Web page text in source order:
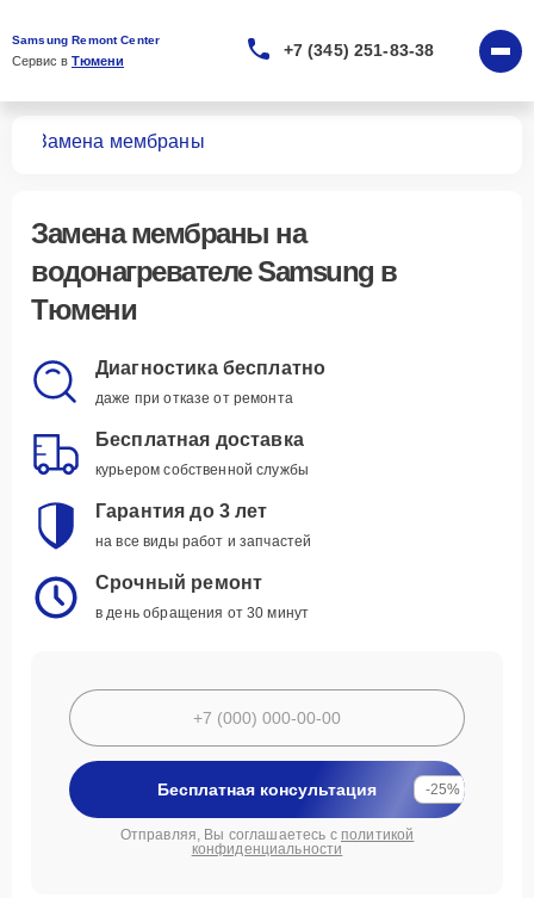
Samsung Remont Center
Сервис в Тюмени
+7 (345) 251-83-38
Замена мембраны
Замена мембраны на
водонагревателе Samsung в
Тюмени
Диагностика бесплатно
даже при отказе от ремонта
Бесплатная доставка
курьером собственной службы
Гарантия до 3 лет
на все виды работ и запчастей
Срочный ремонт
в день обращения от 30 минут
Бесплатная консультация -25%
Отправляя, Вы соглашаетесь с политикой
конфиденциальности